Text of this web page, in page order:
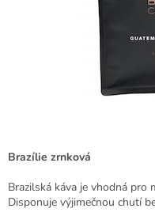
Brazílie zrnková
Brazilská káva je vhodná
Disponuje výjimečnou chutí